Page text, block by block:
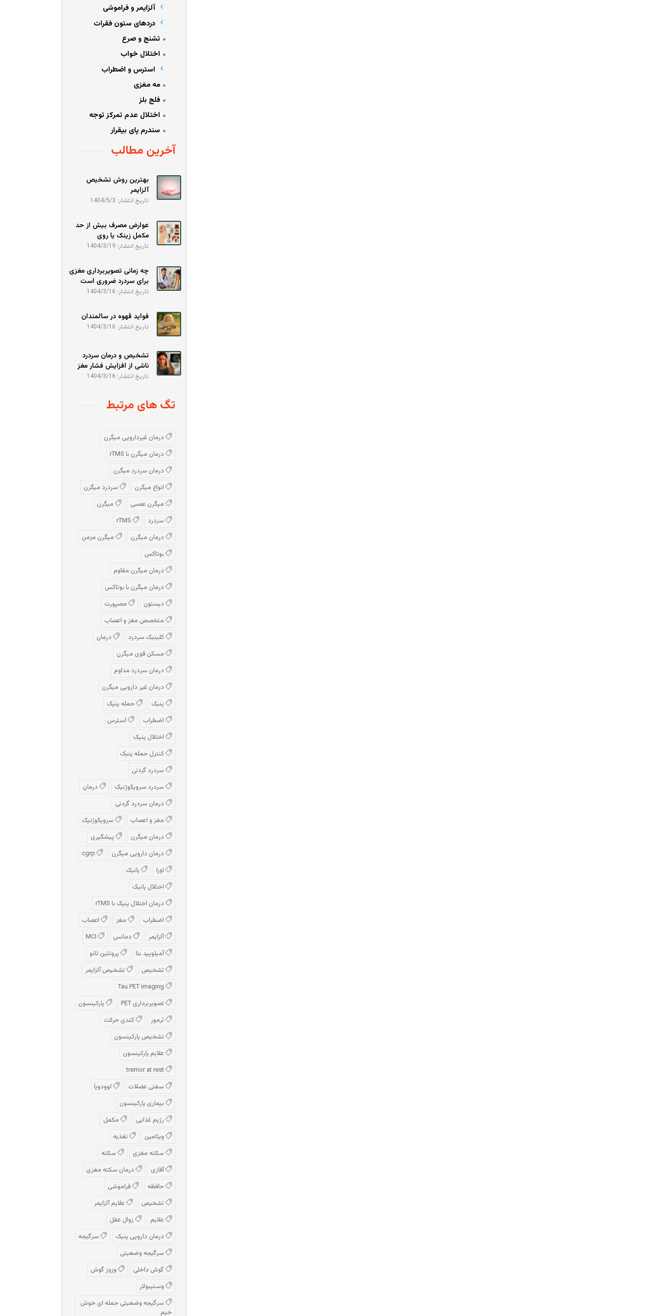
آلزایمر و فراموشی
دردهای ستون فقرات
تشنج و صرع
اختلال خواب
استرس و اضطراب
مه مغزی
فلج بلز
اختلال عدم تمرکز توجه
سندرم پای بیقرار
آخرین مطالب
بهترین روش تشخیص
آلزایمر
تاریخ انتشار: 1404/5/3
عوارض مصرف بیش از حد
مکمل زینک یا روی
تاریخ انتشار: 1404/3/19
چه زمانی تصویربرداری مغزی
برای سردرد ضروری است
تاریخ انتشار: 1404/3/16
فواید قهوه در سالمندان
تاریخ انتشار: 1404/3/16
تشخیص و درمان سردرد
ناشی از افزایش فشار مغز
تاریخ انتشار: 1404/3/16
تگ های مرتبط
درمان غیردارویی میگرن
درمان میگرن با rTMS
درمان سردرد میگرن
انواع میگرن
سردرد میگرن
میگرن عصبی
میگرن
سردرد
درمان میگرن
میگرن مزمن
بوتاکس
درمان میگرن مقاوم
درمان میگرن با بوتاکس
دیستون
مصپورت
متخصص مغز و اعصاب
کلینیک سردرد
درمان
مسکن قوی میگرن
درمان سردرد مداوم
درمان غیر دارویی میگرن
پنیک
حمله پنیک
اضطراب
استرس
اختلال پنیک
کنترل حمله پنیک
سردرد گردنی
سردرد سرویکوژنیک
درمان
درمان سردرد گردنی
مغز و اعصاب
سرویکوژنیک
درمان میگرن
پیشگیری
درمان دارویی میگرن
اورا
پانیک
اختلال پانیک
درمان اختلال پنیک با rTMS
اضطراب
مغز
اعصاب
آلزایمر
دمانس
آمیلویید بتا
پروتئین تائو
تشخیص
تشخیص آلزایمر
تصویربرداری PET
پارکینسون
ترمور
کندی حرکت
تشخیص پارکینسون
علایم پارکینسون
سفتی عضلات
لوودوپا
بیماری پارکینسون
رژیم غذایی
مکمل
ویتامین
تغذیه
سکته مغزی
سکته
آفازی
درمان سکته مغزی
حافظه
فراموشی
تشخیص
علایم آلزایمر
علایم
زوال عقل
درمان دارویی پنیک
سرگیجه
سرگیجه وضعیتی
گوش داخلی
وزوز گوش
وستیبولار
سرگیجه وضعیتی حمله ای خوش
خیم